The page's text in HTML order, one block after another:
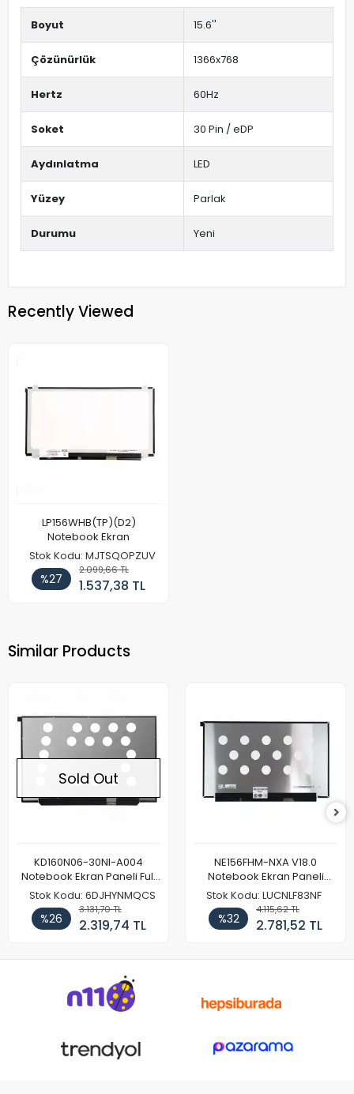
Boyut 15.6''
Çözünürlük 1366x768
Hertz 60Hz
Soket 30 Pin / eDP
Aydınlatma LED
Yüzey Parlak
Durumu Yeni
Recently Viewed
LP156WHB(TP)(D2)
Notebook Ekran
Stok Kodu: MJTSQOPZUV
%27
2.099,66 TL
1.537,38 TL
Similar Products
Sold Out
KD160N06-30NI-A004
Notebook Ekran Paneli Full
HD
Stok Kodu: 6DJHYNMQCS
%26
3.131,70 TL
2.319,74 TL
NE156FHM-NXA V18.0
Notebook Ekran Paneli
144Hz
Stok Kodu: LUCNLF83NF
%32
4.115,62 TL
2.781,52 TL